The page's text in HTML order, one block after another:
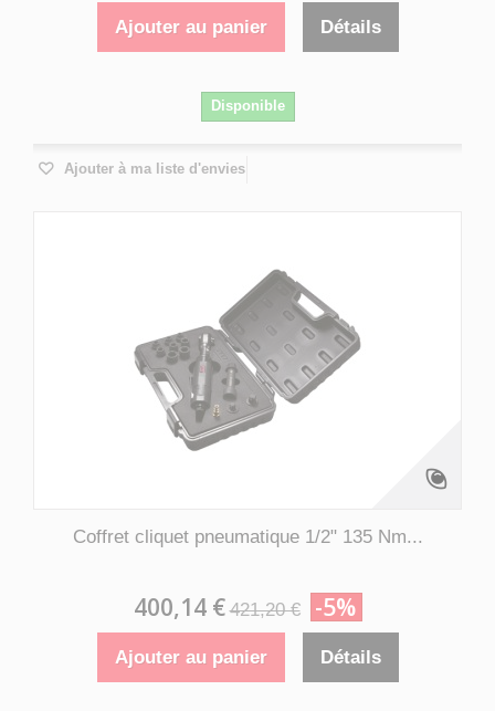
Ajouter au panier Détails
Disponible
Ajouter à ma liste d'envies
Coffret cliquet pneumatique 1/2" 135 Nm...
400,14 € 421,20 € -5%
Ajouter au panier Détails